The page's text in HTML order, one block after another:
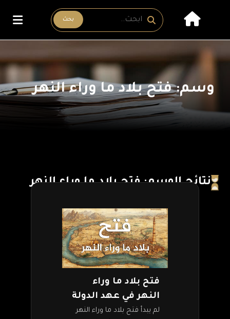
بحث
وسم: فتح بلاد ما وراء النهر
نتائج الوسم: فتح بلاد ما وراء النهر
فتح بلاد ما وراء
النهر في عهد الدولة
الأموية
لم يبدأ فتح بلاد ما وراء النهر